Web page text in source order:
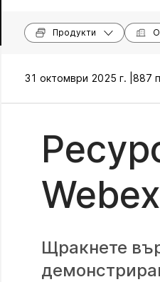
Продукти
31 октомври 2025 г. | 887
Щракнете